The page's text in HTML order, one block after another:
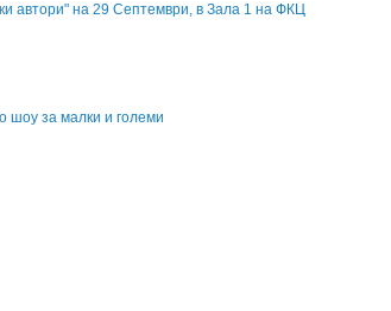
автори" на 29 Септември, в Зала 1 на ФКЦ
шоу за малки и големи